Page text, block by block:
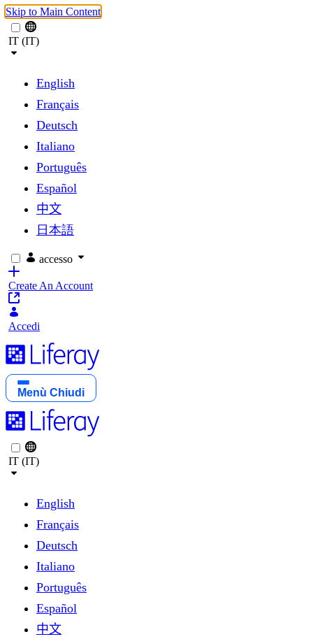
Skip to Main Content
IT (IT)
English
Français
Deutsch
Italiano
Português
Español
中文
日本語
accesso
Create An Account
Accedi
Menù Chiudi
IT (IT)
English
Français
Deutsch
Italiano
Português
Español
中文